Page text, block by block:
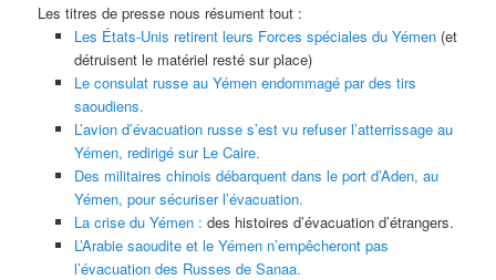
Les titres de presse nous résument tout :
Les États-Unis retirent leurs Forces spéciales du Yémen(et
détruisent le matériel resté sur place)
Le consulat russe au Yémen endommagé par des tirs
saoudiens.
L’avion d’évacuation russe s’est vu refuser l’atterrissage au
Yémen, redirigé sur Le Caire.
Des militaires chinois débarquent dans le port d’Aden, au
Yémen, pour sécuriser l’évacuation.
La crise du Yémen : des histoires d’évacuation d’étrangers.
L’Arabie saoudite et le Yémen n’empêcheront pas
l’évacuation des Russes de Sanaa.